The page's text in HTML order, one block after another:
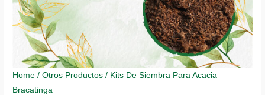
Home /Otros Productos / Kits De Siembra Para Acacia
Bracatinga